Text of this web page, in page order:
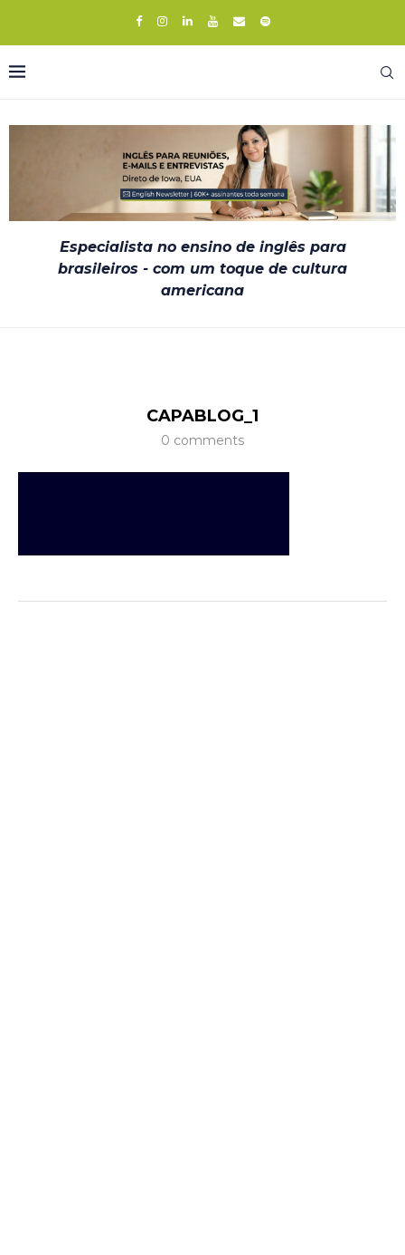
Especialista no ensino de inglês para
brasileiros - com um toque de cultura
americana
CAPABLOG_1
0 comments